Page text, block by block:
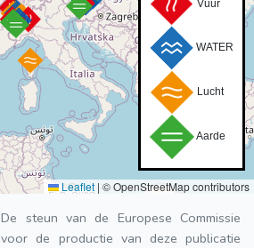
Vuur
WATER
Lucht
Aarde
Leaflet | © OpenStreetMap contributors
De steun van de Europese Commissie
voor de productie van deze publicatie